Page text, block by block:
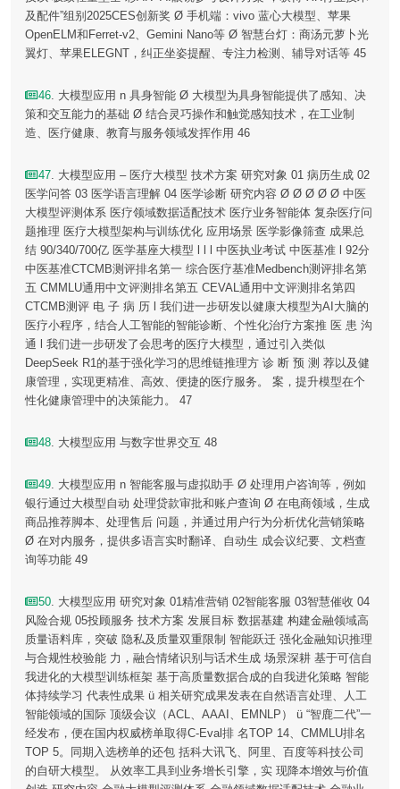
及配件”组别2025CES创新奖 Ø 手机端：vivo 蓝心大模型、苹果
OpenELM和Ferret-v2、Gemini Nano等 Ø 智慧台灯：商汤元萝卜光
翼灯、苹果ELEGNT，纠正坐姿提醒、专注力检测、辅导对话等 45
46. 大模型应用 n 具身智能 Ø 大模型为具身智能提供了感知、决
策和交互能力的基础 Ø 结合灵巧操作和触觉感知技术，在工业制
造、医疗健康、教育与服务领域发挥作用 46
47. 大模型应用 – 医疗大模型 技术方案 研究对象 01 病历生成 02
医学问答 03 医学语言理解 04 医学诊断 研究内容 Ø Ø Ø Ø Ø 中医
大模型评测体系 医疗领域数据适配技术 医疗业务智能体 复杂医疗问
题推理 医疗大模型架构与训练优化 应用场景 医学影像筛查 成果总
结 90/340/700亿 医学基座大模型 l l l 中医执业考试 中医基准 l 92分
中医基准CTCMB测评排名第一 综合医疗基准Medbench测评排名第
五 CMMLU通用中文评测排名第五 CEVAL通用中文评测排名第四
CTCMB测评 电 子 病 历 l 我们进一步研发以健康大模型为AI大脑的
医疗小程序，结合人工智能的智能诊断、个性化治疗方案推 医 患 沟
通 l 我们进一步研发了会思考的医疗大模型，通过引入类似
DeepSeek R1的基于强化学习的思维链推理方 诊 断 预 测 荐以及健
康管理，实现更精准、高效、便捷的医疗服务。 案，提升模型在个
性化健康管理中的决策能力。 47
48. 大模型应用 与数字世界交互 48
49. 大模型应用 n 智能客服与虚拟助手 Ø 处理用户咨询等，例如
银行通过大模型自动 处理贷款审批和账户查询 Ø 在电商领域，生成
商品推荐脚本、处理售后 问题，并通过用户行为分析优化营销策略
Ø 在对内服务，提供多语言实时翻译、自动生 成会议纪要、文档查
询等功能 49
50. 大模型应用 研究对象 01精准营销 02智能客服 03智慧催收 04
风险合规 05投顾服务 技术方案 发展目标 数据基建 构建金融领域高
质量语料库，突破 隐私及质量双重限制 智能跃迁 强化金融知识推理
与合规性校验能 力，融合情绪识别与话术生成 场景深耕 基于可信自
我进化的大模型训练框架 基于高质量数据合成的自我进化策略 智能
体持续学习 代表性成果 ü 相关研究成果发表在自然语言处理、人工
智能领域的国际 顶级会议（ACL、AAAI、EMNLP） ü “智鹿二代”一
经发布，便在国内权威榜单取得C-Eval排 名TOP 14、CMMLU排名
TOP 5。同期入选榜单的还包 括科大讯飞、阿里、百度等科技公司
的自研大模型。 从效率工具到业务增长引擎，实 现降本增效与价值